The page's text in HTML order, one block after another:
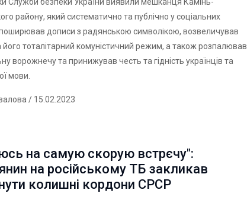
району, який систематично та публічно у соціальних
дописи з радянською символікою, возвеличував
його тоталітарний комуністичний режим, а також розпалював
ворожнечу та принижував честь та гідність українців та
мови.
/ 15.02.2023
на самую скорую встрєчу":
на російському ТБ закликав
колишні кордони СРСР